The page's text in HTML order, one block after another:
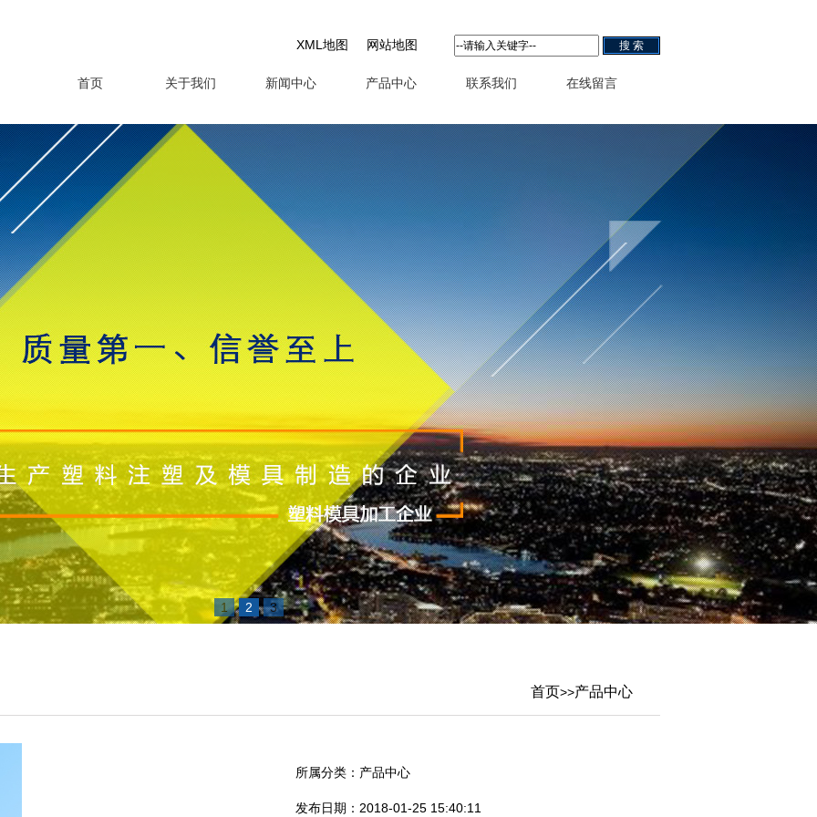
网站地图
XML地图
首页 关于我们 新闻中心 产品中心 联系我们 在线留言
1 2 3
首页>>产品中心
所属分类：产品中心
发布日期：2018-01-25 15:40:11